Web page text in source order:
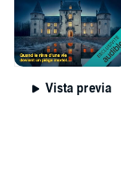
Vista previa